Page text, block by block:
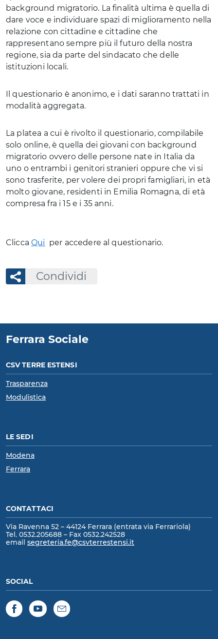
background migratorio. La finalità ultima è quella di
dare voce e individuare spazi di miglioramento nella
relazione con cittadine e cittadine che
rappresentano sempre più il futuro della nostra
regione, sia da parte del sindacato che delle
istituzioni locali.
Il questionario è anonimo, e i dati saranno trattati in
modalità aggregata.
La platea a cui è rivolto il questionario, compilabile
solo online, è quella dei giovani con background
migratorio ovvero delle persone nate in Italia da
uno o entrambi i genitori stranieri oppure che vi si
sono trasferite, per volere dei propri famigliari, in età
molto giovane, residenti in Emilia Romagna, di età
compresa fra i 15 e i 35 anni.
CliccaQui per accedere al questionario.
Condividi
Ferrara Sociale
CSV TERRE ESTENSI
Trasparenza
Modulistica
LE SEDI
Modena
Ferrara
CONTATTACI
Via Ravenna 52 – 44124 Ferrara (entrata via Ferrariola)
Tel. 0532.205688 – Fax 0532.242528
email segreteria.fe@csvterrestensi.it
SOCIAL
FacebookYouTube